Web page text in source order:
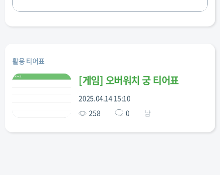
활용 티어표
[게임] 오버워치 궁 티어표
2025.04.14 15:10
258
0 냠